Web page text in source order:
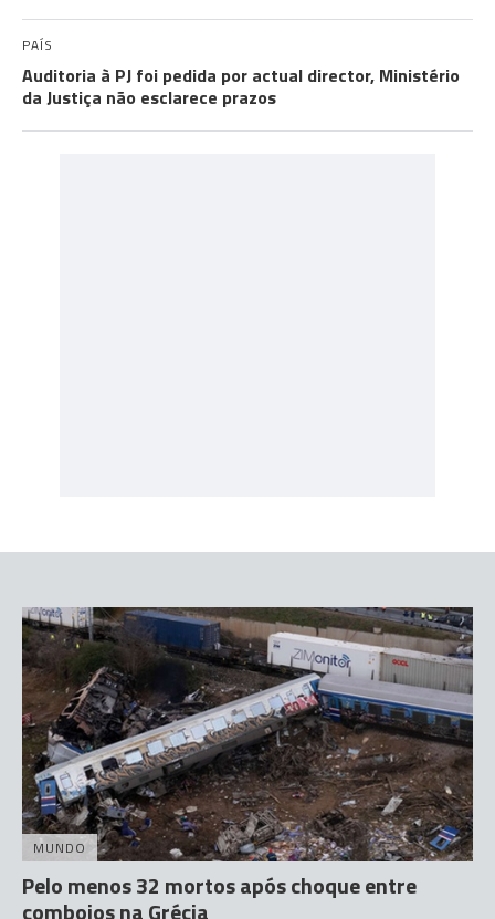
PAÍS
Auditoria à PJ foi pedida por actual director, Ministério
da Justiça não esclarece prazos
MUNDO
Pelo menos 32 mortos após choque entre
comboios na Grécia